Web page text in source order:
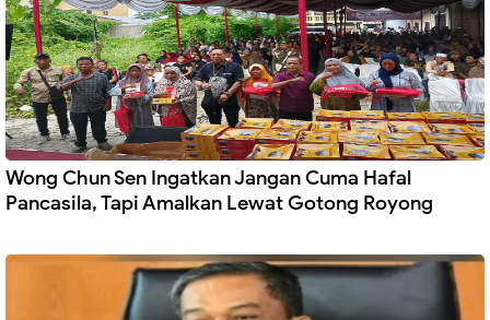
Wong Chun Sen Ingatkan Jangan Cuma Hafal
Pancasila, Tapi Amalkan Lewat Gotong Royong